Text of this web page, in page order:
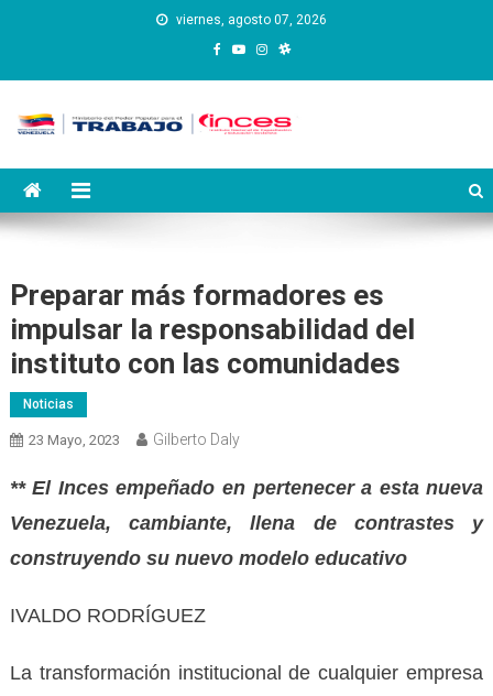
viernes, agosto 07, 2026
Instituto Nacional de
Capacitación y Educación
Preparar más formadores es
impulsar la responsabilidad del
instituto con las comunidades
Noticias
23 Mayo, 2023 Gilberto Daly
** El Inces empeñado en pertenecer a esta nueva
Venezuela, cambiante, llena de contrastes y
construyendo su nuevo modelo educativo
IVALDO RODRÍGUEZ
La transformación institucional de cualquier empresa